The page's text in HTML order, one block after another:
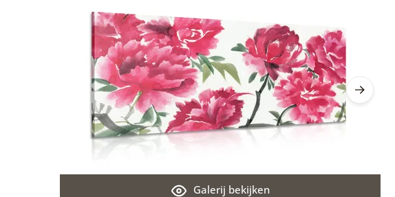
Galerij bekijken